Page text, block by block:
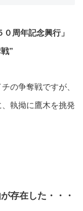
周年記念興行」
”
の争奪戦ですが、
執拗に鷹木を挑発
存在した・・・